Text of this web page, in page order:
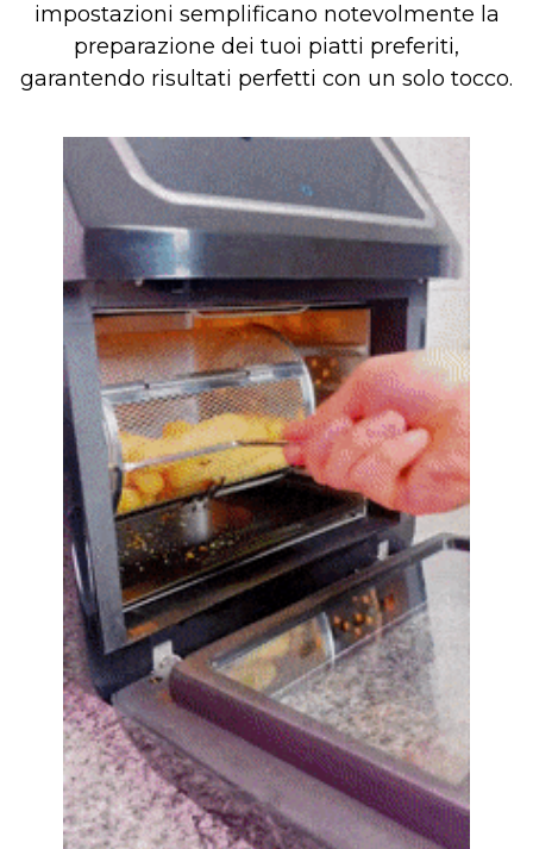
impostazioni semplificano notevolmente la
preparazione dei tuoi piatti preferiti,
garantendo risultati perfetti con un solo tocco.